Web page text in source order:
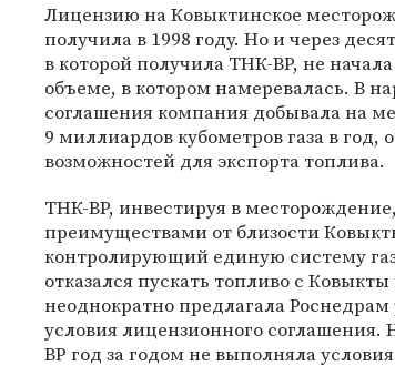
Лицензию на Ковыктинское
получила в 1998 году. Но и через
в которой получила ТНК-ВР, не
объеме, в котором намеревалась. В
соглашения компания добывала на
9 миллиардов кубометров газа в год,
возможностей для экспорта топлива.
ТНК-BP, инвестируя в
преимуществами от близости
контролирующий единую систему
отказался пускать топливо с
неоднократно предлагала
условия лицензионного
BP год за годом не выполняла